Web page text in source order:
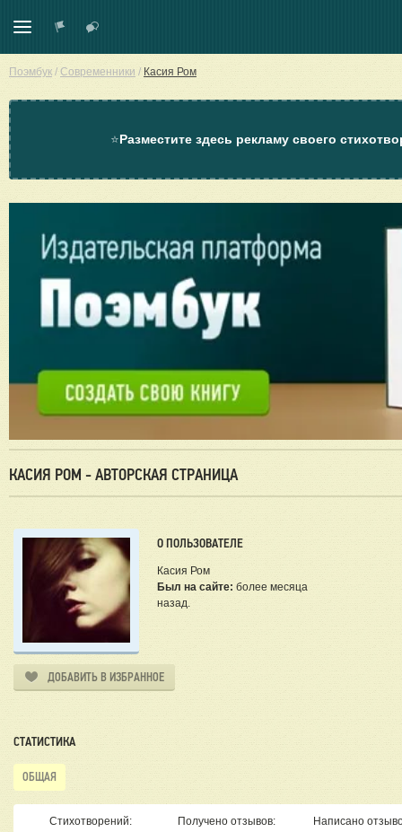
Поэмбук / Современники / Касия Ром
⭐Разместите здесь рекламу своего
КАСИЯ РОМ - АВТОРСКАЯ СТРАНИЦА
О ПОЛЬЗОВАТЕЛЕ
Касия Ром
Был на сайте: более месяца
назад.
ДОБАВИТЬ В ИЗБРАННОЕ
СТАТИСТИКА
ОБЩАЯ
Стихотворений: Получено отзывов: Написано